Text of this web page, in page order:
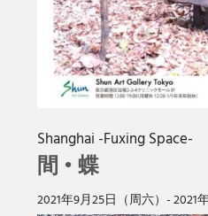
Shanghai -Fuxing Space-
間 • 蝶
2021年9月25日（周六）- 2021